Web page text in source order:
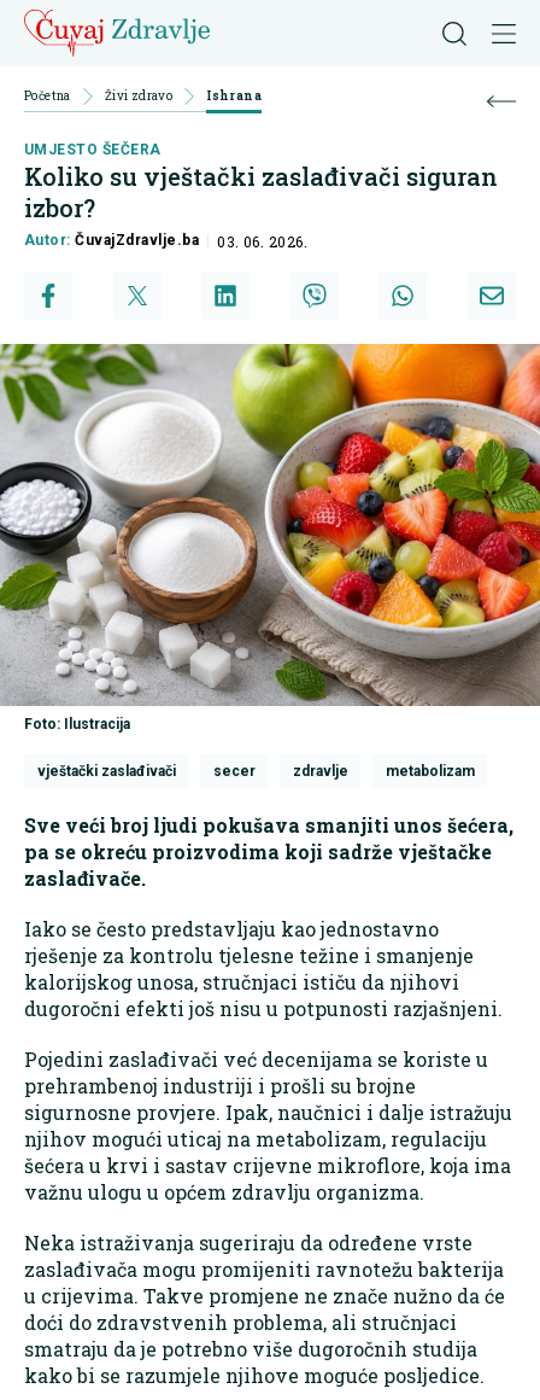
Početna Živi zdravo Ishrana
UMJESTO ŠEČERA
Koliko su vještački zaslađivači siguran
izbor?
Autor:ČuvajZdravlje.ba 03. 06. 2026.
Foto: Ilustracija
vještački zaslađivači secer zdravlje metabolizam
Sve veći broj ljudi pokušava smanjiti unos šećera,
pa se okreću proizvodima koji sadrže vještačke
zaslađivače.
Iako se često predstavljaju kao jednostavno
rješenje za kontrolu tjelesne težine i smanjenje
kalorijskog unosa, stručnjaci ističu da njihovi
dugoročni efekti još nisu u potpunosti razjašnjeni.
Pojedini zaslađivači već decenijama se koriste u
prehrambenoj industriji i prošli su brojne
sigurnosne provjere. Ipak, naučnici i dalje istražuju
njihov mogući uticaj na metabolizam, regulaciju
šećera u krvi i sastav crijevne mikroflore, koja ima
važnu ulogu u općem zdravlju organizma.
Neka istraživanja sugeriraju da određene vrste
zaslađivača mogu promijeniti ravnotežu bakterija
u crijevima. Takve promjene ne znače nužno da će
doći do zdravstvenih problema, ali stručnjaci
smatraju da je potrebno više dugoročnih studija
kako bi se razumjele njihove moguće posljedice.